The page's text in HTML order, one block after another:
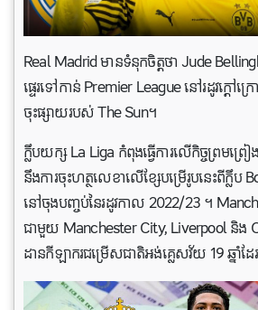
Real Madrid មានទំនុកចិត្តថា Jude
ផ្ទេរទៅកាន់ Premier League នៅរដូវក្ដៅ
ចុះផ្សាយរបស់ The Sun។
ក្លឹបយក្ស La Liga កំពុងធ្វើការលើកិច្ចព្រមព្
នឹងការចុះហត្ថលេខាលើខ្សែបម្រើរូបនេះពីក្លឹប
នៅចុងបញ្ចប់នៃរដូវកាល 2022/23 ។
ជាមួយ Manchester City, Liverpool និង
ដាន​កីឡាករ​ជម្រើស​ជាតិ​អង់គ្លេស​វ័យ 19 ឆ្នាំ​ដែ